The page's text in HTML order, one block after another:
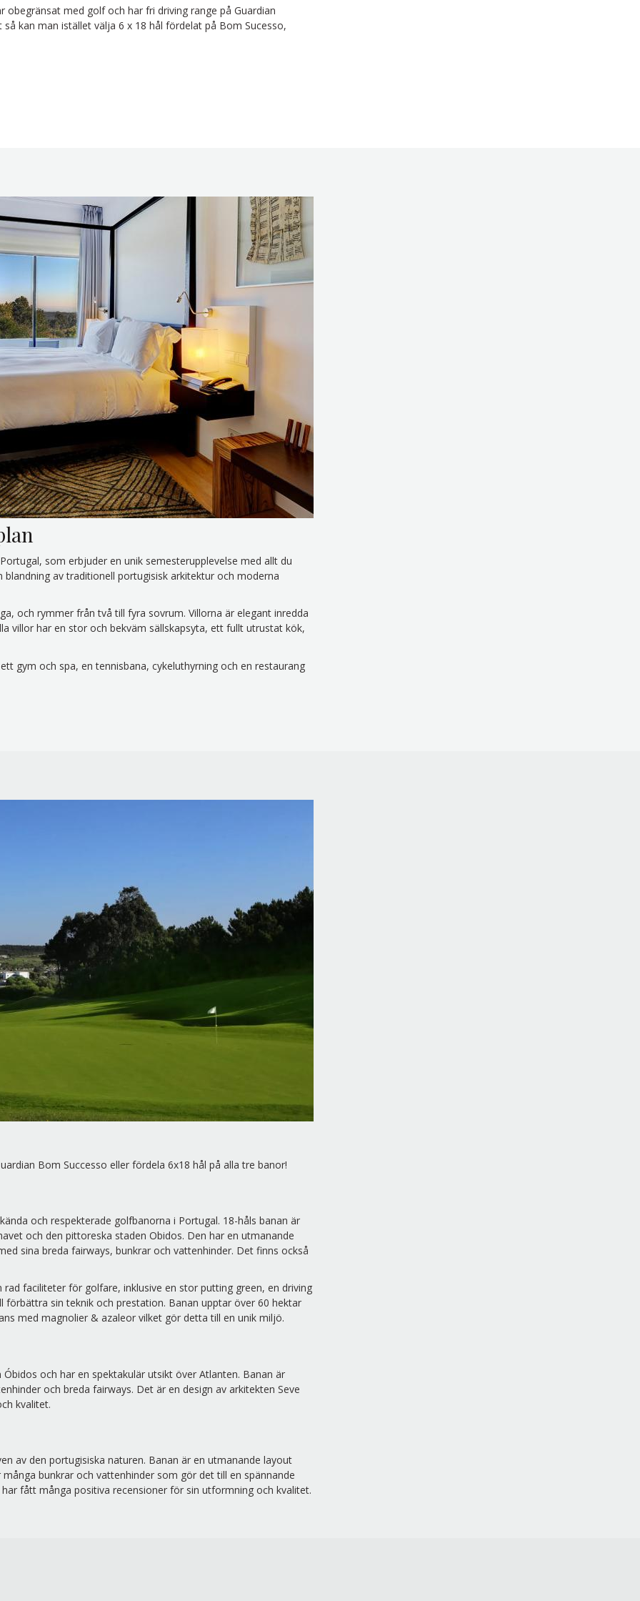
med golf och har fri driving range på Guardian
kan man istället välja 6 x 18 hål fördelat på Bom Sucesso,
som erbjuder en unik semesterupplevelse med allt du
av traditionell portugisisk arkitektur och moderna
och rymmer från två till fyra sovrum. Villorna är elegant inredda
villor har en stor och bekväm sällskapsyta, ett fullt utrustat kök,
gym och spa, en tennisbana, cykeluthyrning och en restaurang
Bom Successo eller fördela 6x18 hål på alla tre banor!
och respekterade golfbanorna i Portugal. 18-håls banan är
och den pittoreska staden Obidos. Den har en utmanande
sina breda fairways, bunkrar och vattenhinder. Det finns också
faciliteter för golfare, inklusive en stor putting green, en driving
sin teknik och prestation. Banan upptar över 60 hektar
med magnolier & azaleor vilket gör detta till en unik miljö.
och har en spektakulär utsikt över Atlanten. Banan är
och breda fairways. Det är en design av arkitekten Seve
kvalitet.
av den portugisiska naturen. Banan är en utmanande layout
bunkrar och vattenhinder som gör det till en spännande
fått många positiva recensioner för sin utformning och kvalitet.